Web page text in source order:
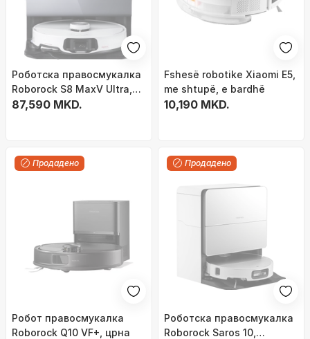
Роботска правосмукалка
Roborock S8 MaxV Ultra,
бела боја
87,590 MKD.
Fshesë robotike Xiaomi E5,
me shtupë, e bardhë
10,190 MKD.
Продадено
Робот правосмукалка
Roborock Q10 VF+, црна
Продадено
Роботска правосмукалка
Roborock Saros 10,